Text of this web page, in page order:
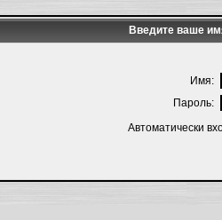
Введите ваше
Имя:
Пароль:
Автоматически